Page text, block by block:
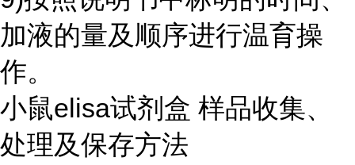
加液的量及顺序进行温育操
作。
小鼠elisa试剂盒 样品收集、
处理及保存方法